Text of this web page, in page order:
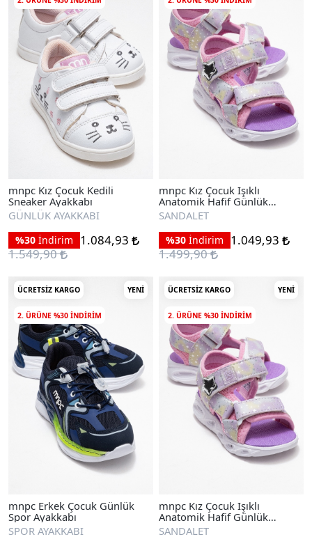
mnpc Kız Çocuk Kedili
Sneaker Ayakkabı
GÜNLÜK AYAKKABI
%30 İndirim
1.084,93
1.549,90
mnpc Kız Çocuk Işıklı
Anatomik Hafif Günlük
Sandalet
SANDALET
%30 İndirim
1.049,93
1.499,90
ÜCRETSIZ KARGO YENI
2. ÜRÜNE %30 INDIRIM
mnpc Erkek Çocuk Günlük
Spor Ayakkabı
SPOR AYAKKABI
ÜCRETSIZ KARGO YENI
2. ÜRÜNE %30 INDIRIM
mnpc Kız Çocuk Işıklı
Anatomik Hafif Günlük
Sandalet
SANDALET